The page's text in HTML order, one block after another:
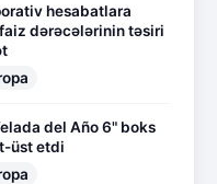
hesabatlara
dərəcələrinin təsiri
del Año 6" boks
üst etdi